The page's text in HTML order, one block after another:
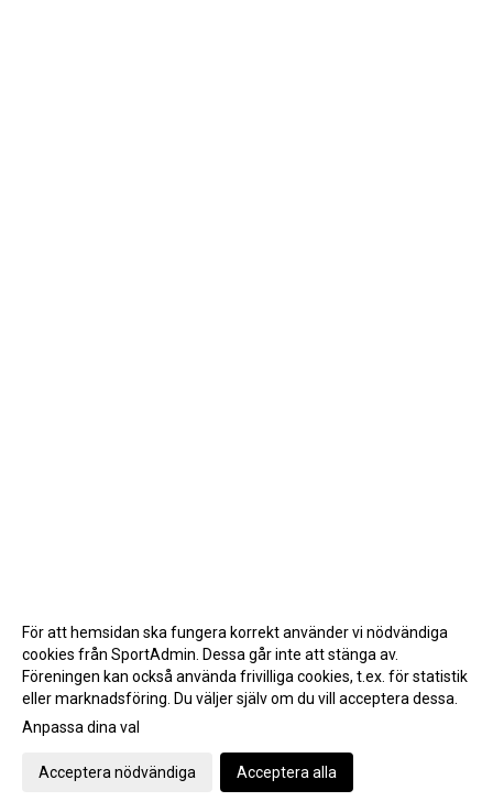
Gå till Webbversion
För att hemsidan ska fungera korrekt använder vi nödvändiga
cookies från SportAdmin. Dessa går inte att stänga av.
Föreningen kan också använda frivilliga cookies, t.ex. för statistik
eller marknadsföring. Du väljer själv om du vill acceptera dessa.
Anpassa dina val
Acceptera nödvändiga Acceptera alla